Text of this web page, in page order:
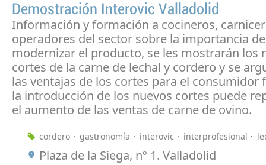
Demostración Interovic Valladolid
Información y formación a cocineros,
operadores del sector sobre la importancia de
modernizar el producto, se les mostrarán los
cortes de la carne de lechal y cordero y se
las ventajas de los cortes para el consumidor
la introducción de los nuevos cortes puede
el aumento de las ventas de carne de ovino.
cordero gastronomía interovic interprofesional
Plaza de la Siega, nº 1. Valladolid